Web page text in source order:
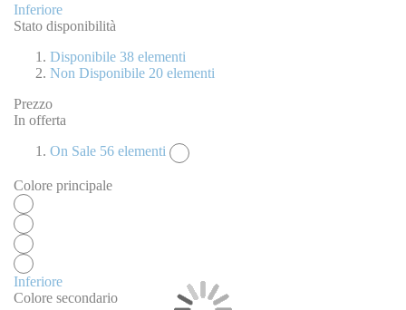
Inferiore
Stato disponibilità
Disponibile 38 elementi
Non Disponibile 20 elementi
Prezzo
In offerta
On Sale 56 elementi
Colore principale
Inferiore
Colore secondario